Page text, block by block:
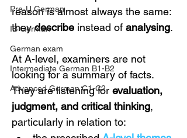
Pre-U German
IB German
German exam
Intermediate German B1-B2
Advanced German C1-C2
reason is almost always the same:
they describe instead of analysing.
At A-level, examiners are not
looking for a summary of facts.
They are listening for evaluation,
judgment, and critical thinking,
particularly in relation to: